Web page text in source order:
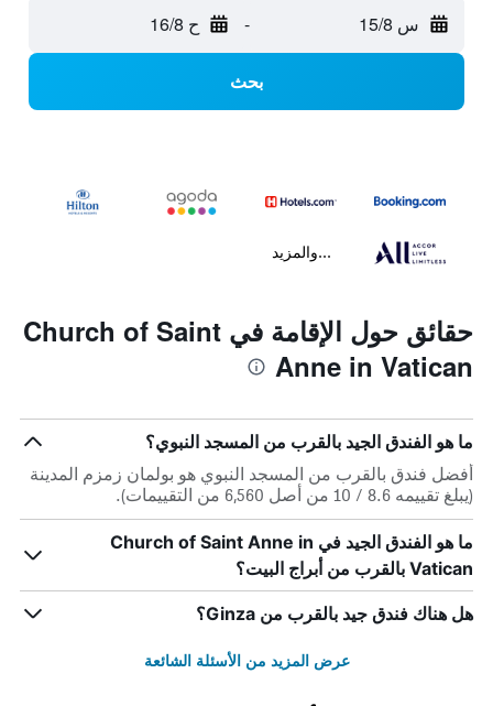
س 15/8 - ح 16/8
بحث
...والمزيد
حقائق حول الإقامة في Church of Saint
Anne in Vatican
ما هو الفندق الجيد بالقرب من المسجد النبوي؟
أفضل فندق بالقرب من المسجد النبوي هو بولمان زمزم المدينة
(يبلغ تقييمه 8.6 / 10 من أصل 6,560 من التقييمات).
ما هو الفندق الجيد في Church of Saint Anne in
Vatican بالقرب من أبراج البيت؟
هل هناك فندق جيد بالقرب من Ginza؟
عرض المزيد من الأسئلة الشائعة